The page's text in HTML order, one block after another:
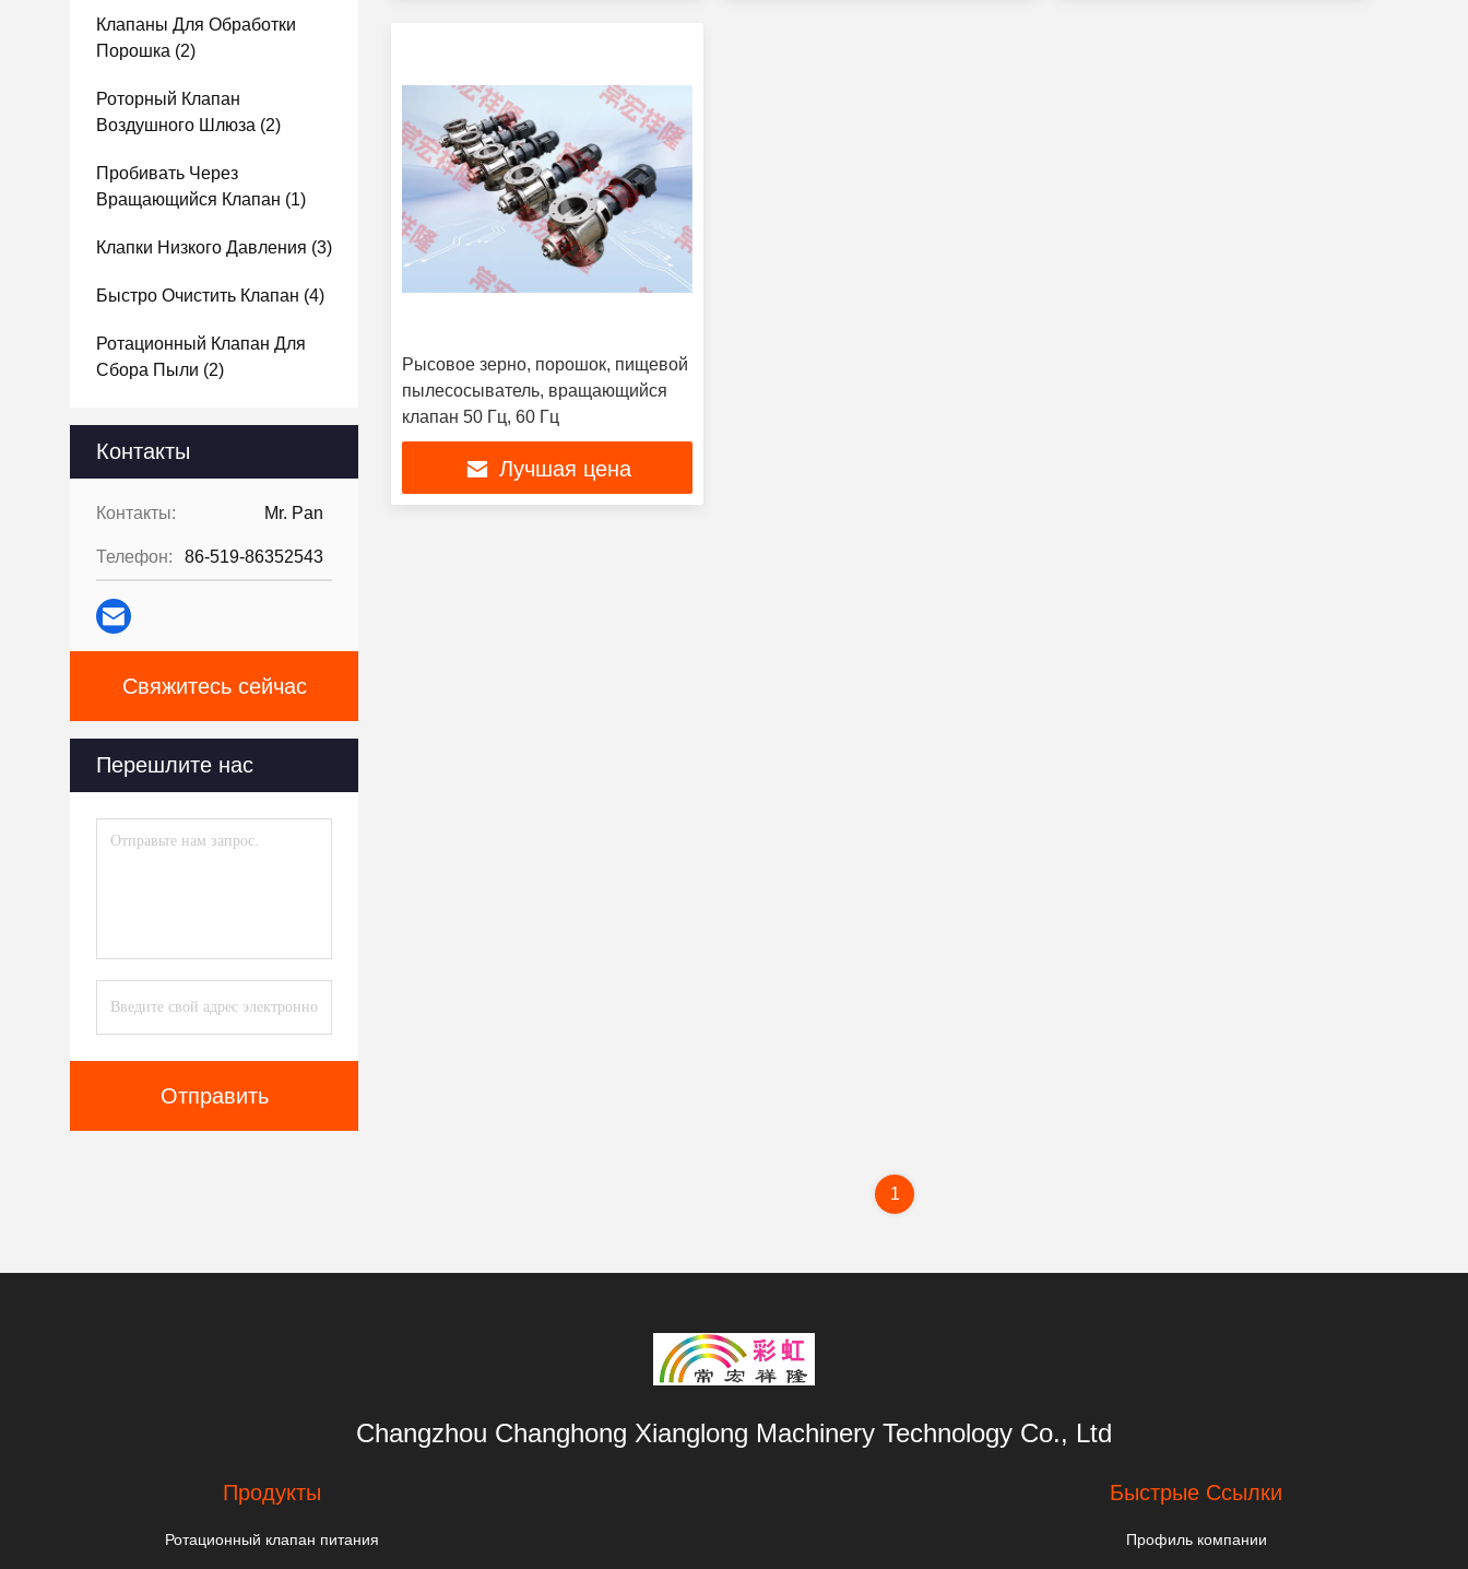
Клапаны Для Обработки
Порошка (2)
Роторный Клапан
Воздушного Шлюза (2)
Пробивать Через
Вращающийся Клапан (1)
Клапки Низкого Давления (3)
Быстро Очистить Клапан (4)
Ротационный Клапан Для
Сбора Пыли (2)
Контакты
Контакты: Mr. Pan
Телефон: 86-519-86352543
Свяжитесь сейчас
Перешлите нас
Отправить
Рысовое зерно, порошок, пищевой
пылесосыватель, вращающийся
клапан 50 Гц, 60 Гц
Лучшая цена
1
Changzhou Changhong Xianglong Machinery Technology Co., Ltd
Продукты
Ротационный клапан питания
Быстрые Ссылки
Профиль компании